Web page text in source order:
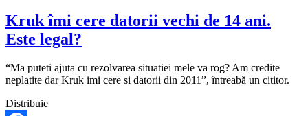
Kruk îmi cere datorii vechi de 14 ani.
Este legal?
“Ma puteti ajuta cu rezolvarea situatiei mele va rog? Am credite
neplatite dar Kruk imi cere si datorii din 2011”, întreabă un cititor.
Distribuie